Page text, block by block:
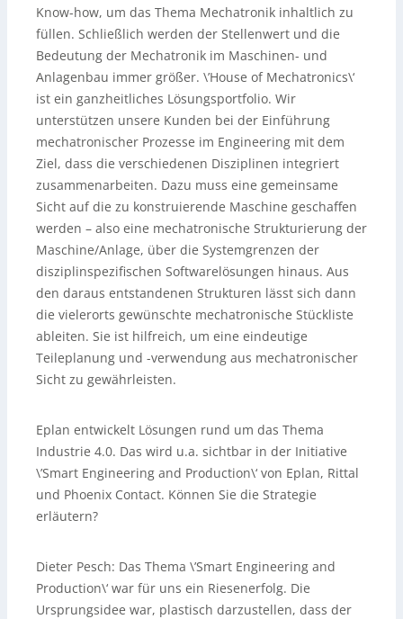
Know-how, um das Thema Mechatronik inhaltlich zu
füllen. Schließlich werden der Stellenwert und die
Bedeutung der Mechatronik im Maschinen- und
Anlagenbau immer größer. \’House of Mechatronics\‘
ist ein ganzheitliches Lösungsportfolio. Wir
unterstützen unsere Kunden bei der Einführung
mechatronischer Prozesse im Engineering mit dem
Ziel, dass die verschiedenen Disziplinen integriert
zusammenarbeiten. Dazu muss eine gemeinsame
Sicht auf die zu konstruierende Maschine geschaffen
werden – also eine mechatronische Strukturierung der
Maschine/Anlage, über die Systemgrenzen der
disziplinspezifischen Softwarelösungen hinaus. Aus
den daraus entstandenen Strukturen lässt sich dann
die vielerorts gewünschte mechatronische Stückliste
ableiten. Sie ist hilfreich, um eine eindeutige
Teileplanung und -verwendung aus mechatronischer
Sicht zu gewährleisten.
Eplan entwickelt Lösungen rund um das Thema
Industrie 4.0. Das wird u.a. sichtbar in der Initiative
\’Smart Engineering and Production\‘ von Eplan, Rittal
und Phoenix Contact. Können Sie die Strategie
erläutern?
Dieter Pesch: Das Thema \’Smart Engineering and
Production\‘ war für uns ein Riesenerfolg. Die
Ursprungsidee war, plastisch darzustellen, dass der